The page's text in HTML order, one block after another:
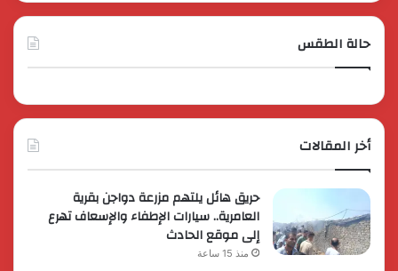
حالة الطقس
أخر المقالات
حريق هائل يلتهم مزرعة دواجن بقرية
العامرية.. سيارات الإطفاء والإسعاف تهرع
إلى موقع الحادث
منذ 15 ساعة